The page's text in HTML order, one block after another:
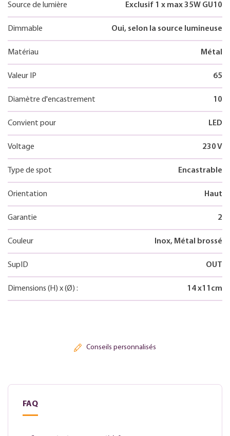
Source de lumière Exclusif 1 x max 35W GU10
Dimmable Oui, selon la source lumineuse
Matériau Métal
Valeur IP 65
Diamètre d'encastrement 10
Convient pour LED
Voltage 230 V
Type de spot Encastrable
Orientation Haut
Garantie 2
Couleur Inox, Métal brossé
SupID OUT
Dimensions (H) x(Ø) : 14x11 cm
Conseils personnalisés
FAQ